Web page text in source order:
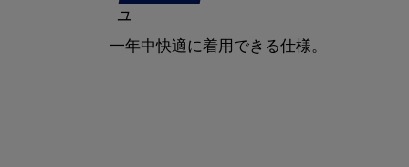
ュ
一年中快適に着用できる仕様。